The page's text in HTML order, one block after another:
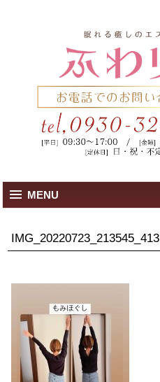
MENU
IMG_20220723_213545_413